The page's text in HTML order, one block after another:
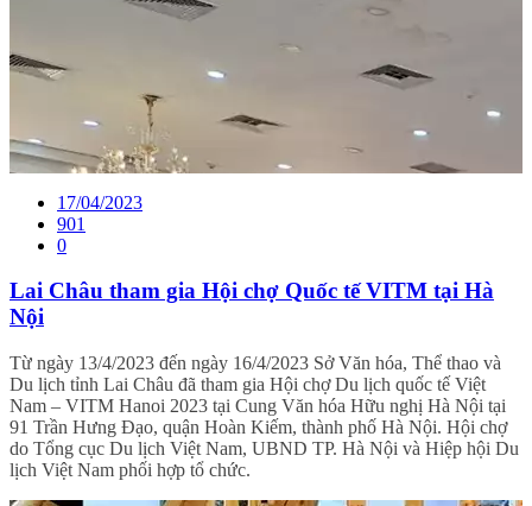
17/04/2023
901
0
Lai Châu tham gia Hội chợ Quốc tế VITM tại Hà
Nội
Từ ngày 13/4/2023 đến ngày 16/4/2023 Sở Văn hóa, Thể thao và
Du lịch tỉnh Lai Châu đã tham gia Hội chợ Du lịch quốc tế Việt
Nam – VITM Hanoi 2023 tại Cung Văn hóa Hữu nghị Hà Nội tại
91 Trần Hưng Đạo, quận Hoàn Kiếm, thành phố Hà Nội. Hội chợ
do Tổng cục Du lịch Việt Nam, UBND TP. Hà Nội và Hiệp hội Du
lịch Việt Nam phối hợp tổ chức.